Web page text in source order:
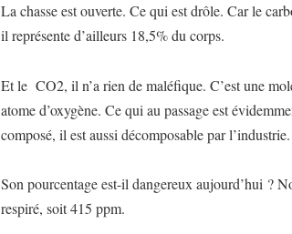
La chasse est ouverte. Ce qui est drôle. Car le
il représente d’ailleurs 18,5% du corps.
Et le CO2, il n’a rien de maléfique. C’est une
atome d’oxygène. Ce qui au passage est
composé, il est aussi décomposable par l’industrie.
Son pourcentage est-il dangereux aujourd’hui ?
respiré, soit 415 ppm.